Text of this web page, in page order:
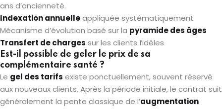
ans d’ancienneté.
Indexation annuelleappliquée systématiquement
Mécanisme d’évolution basé sur la pyramide des âges
Transfert de charges sur les clients fidèles
Est-il possible de geler le prix de sa
complémentaire santé ?
Le gel des tarifs existe ponctuellement, souvent réservé
aux nouveaux clients. Après la période initiale, le contrat suit
généralement la pente classique de l’augmentation